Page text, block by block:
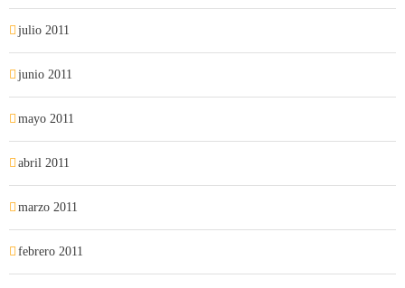
julio 2011
junio 2011
mayo 2011
abril 2011
marzo 2011
febrero 2011